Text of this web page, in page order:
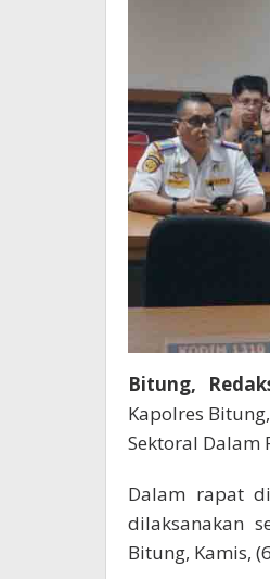
Bitung,
Kapolres
Sektoral Dalam
Dalam rapat
dilaksanakan
Bitung, Kamis,